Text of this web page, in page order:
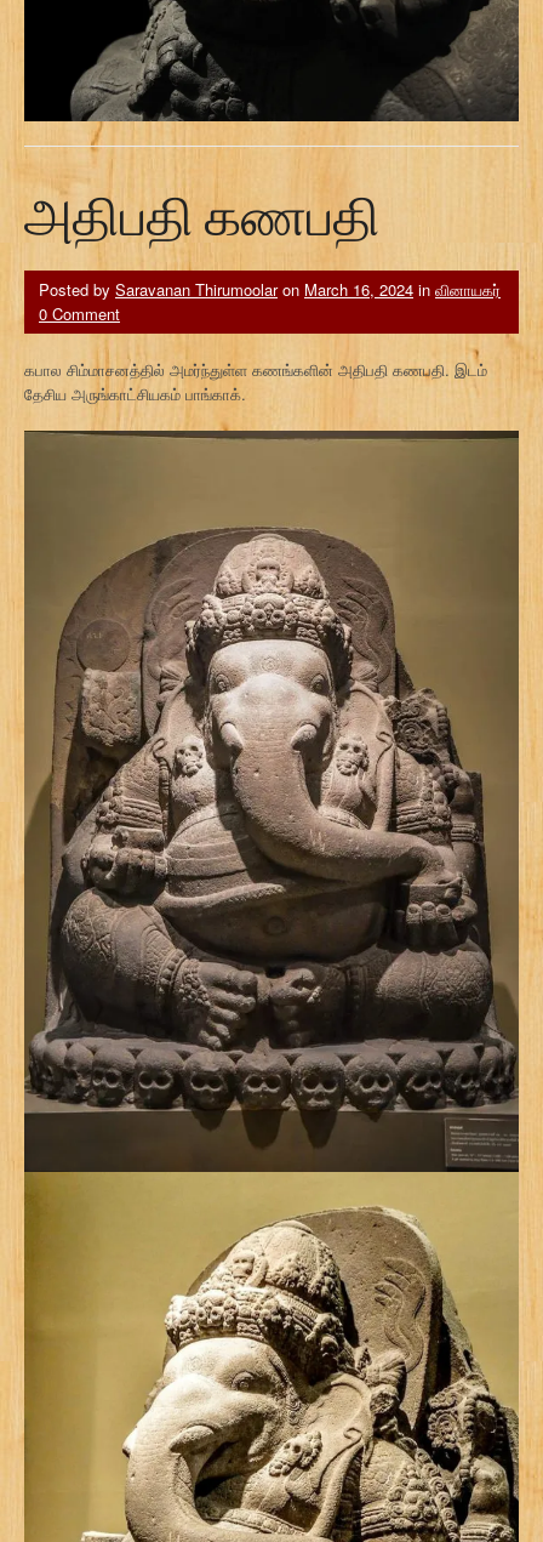
அதிபதி கணபதி
Posted by Saravanan Thirumoolaron March 16, 2024 in வினாயகர்
0 Comment
கபால சிம்மாசனத்தில் அமர்ந்துள்ள கணங்களின் அதிபதி கணபதி. இடம்
தேசிய அருங்காட்சியகம் பாங்காக்.